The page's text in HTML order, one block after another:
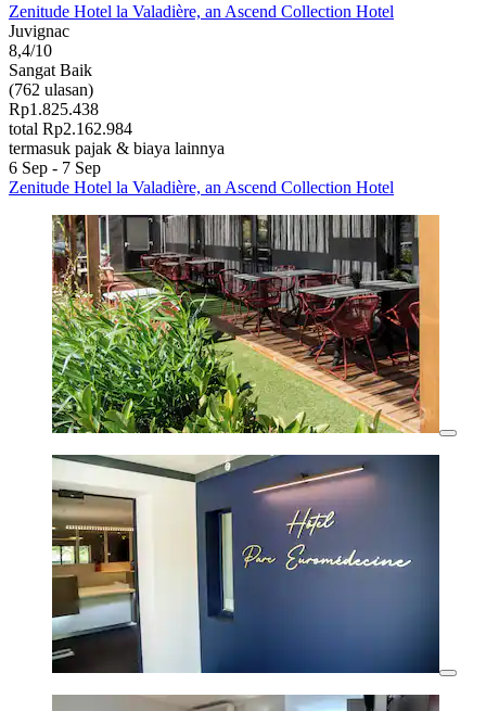
Zenitude Hotel la Valadière, an Ascend Collection Hotel
Juvignac
8,4/10
Sangat Baik
(762 ulasan)
Rp1.825.438
total Rp2.162.984
termasuk pajak & biaya lainnya
6 Sep - 7 Sep
Zenitude Hotel la Valadière, an Ascend Collection Hotel